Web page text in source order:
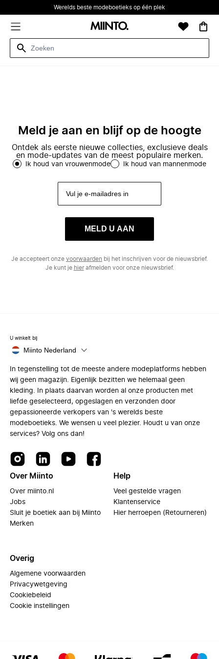
Werelds beste modeboetieks op één plek
Meld je aan en blijf op de hoogte
Ontdek als eerste nieuwe collecties, exclusieve deals
en mode-updates van de meest populaire merken.
Ik houd van vrouwenmode Ik houd van mannenmode
MELD U AAN
Je accepteert onze voorwaarden bij het inschrijven voor de nieuwsbrief.
Je kunt je hierafmelden voor onze nieuwsbrief.
U winkelt bij
Miinto Nederland
In tegenstelling tot de meeste andere modeplatforms hebben
wij geen magazijn. Eigenlijk bezitten we helemaal geen
kleding. In plaats daarvan worden al onze producten met
liefde geselecteerd, opgeslagen en verzonden door
gepassioneerde verkopers van 's werelds beste
modeboetieks. We wensen u veel plezier. Houdt u van onze
services? Volg ons dan!
Over Miinto
Over miinto.nl
Jobs
Sluit je boetiek aan bij Miinto
Merken
Help
Veel gestelde vragen
Klantenservice
Hier herroepen (Retourneren)
Overig
Algemene voorwaarden
Privacywetgeving
Cookiebeleid
Cookie instellingen